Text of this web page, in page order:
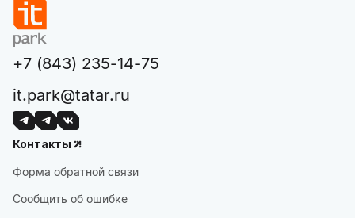
+7 (843) 235-14-75
it.park@tatar.ru
Контакты
Форма обратной связи
Сообщить об ошибке